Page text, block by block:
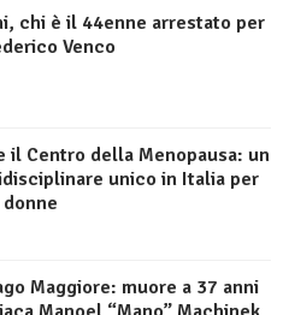
chi è il 44enne arrestato per
Venco
il Centro della Menopausa: un
unico in Italia per
Maggiore: muore a 37 anni